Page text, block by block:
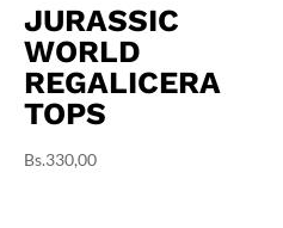
JURASSIC
WORLD
REGALICERA
TOPS
Bs.330,00